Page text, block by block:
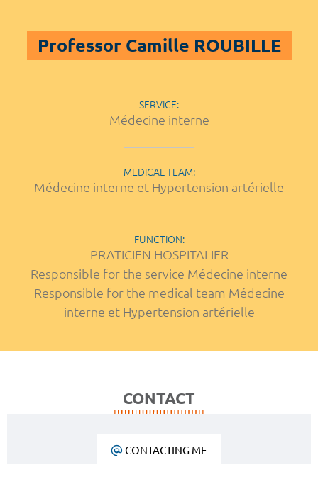
Professor Camille ROUBILLE
SERVICE:
Médecine interne
MEDICAL TEAM:
Médecine interne et Hypertension artérielle
FUNCTION:
PRATICIEN HOSPITALIER
Responsible for the service Médecine interne
Responsible for the medical team Médecine
interne et Hypertension artérielle
CONTACT
CONTACTING ME